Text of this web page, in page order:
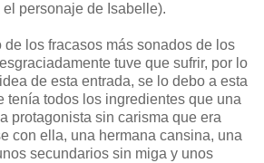
personaje de Isabelle).
de los fracasos más sonados de los
tuve que sufrir, por lo
de esta entrada, se lo debo a esta
tenía todos los ingredientes que una
protagonista sin carisma que era
con ella, una hermana cansina, una
secundarios sin miga y unos